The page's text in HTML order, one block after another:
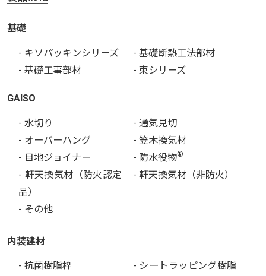
基礎
- キソパッキンシリーズ
- 基礎断熱工法部材
- 基礎工事部材
- 束シリーズ
GAISO
- 水切り
- 通気見切
- オーバーハング
- 笠木換気材
- 目地ジョイナー
- 防水役物®
- 軒天換気材（防火認定
品）
- 軒天換気材（非防火）
- その他
内装建材
- 抗菌樹脂枠
- シートラッピング樹脂